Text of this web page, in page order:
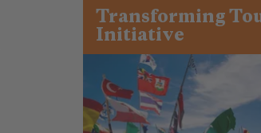
Transforming
Initiative